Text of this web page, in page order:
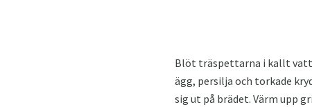
Blöt träspettarna i kallt
ägg, persilja och torkade
sig ut på brädet. Värm upp